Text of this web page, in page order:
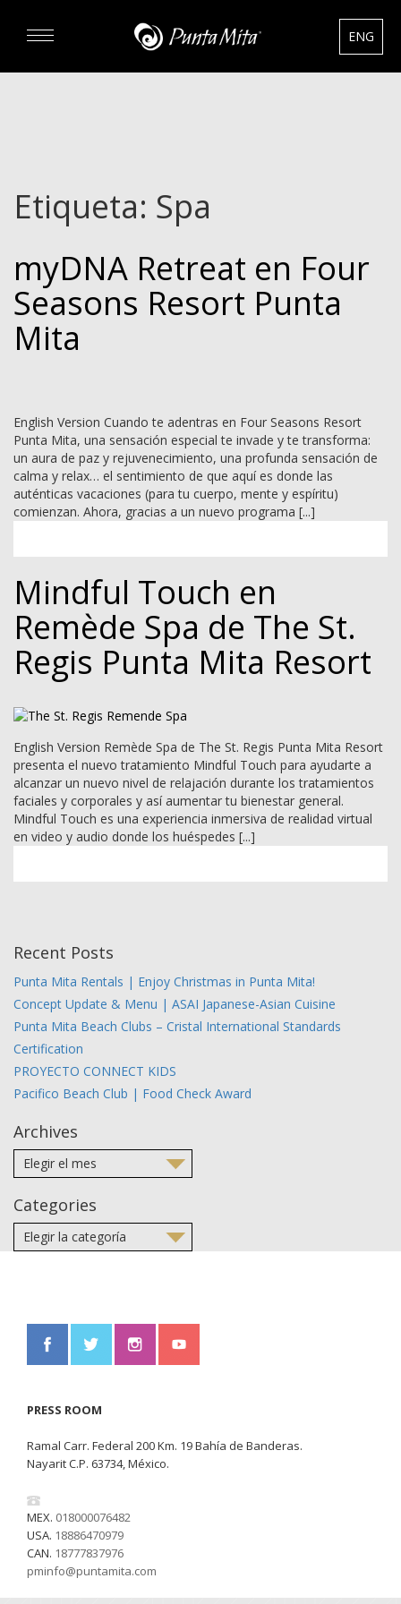
RENTAS
BIENES RAÍCES
HOTELES
ENG
Etiqueta: Spa
myDNA Retreat en Four
Seasons Resort Punta
Mita
English Version Cuando te adentras en Four Seasons Resort
Punta Mita, una sensación especial te invade y te transforma:
un aura de paz y rejuvenecimiento, una profunda sensación de
calma y relax… el sentimiento de que aquí es donde las
auténticas vacaciones (para tu cuerpo, mente y espíritu)
comienzan. Ahora, gracias a un nuevo programa [...]
Mindful Touch en
Remède Spa de The St.
Regis Punta Mita Resort
English Version Remède Spa de The St. Regis Punta Mita Resort
presenta el nuevo tratamiento Mindful Touch para ayudarte a
alcanzar un nuevo nivel de relajación durante los tratamientos
faciales y corporales y así aumentar tu bienestar general.
Mindful Touch es una experiencia inmersiva de realidad virtual
en video y audio donde los huéspedes [...]
Recent Posts
Punta Mita Rentals | Enjoy Christmas in Punta Mita!
Concept Update & Menu | ASAI Japanese-Asian Cuisine
Punta Mita Beach Clubs – Cristal International Standards
Certification
PROYECTO CONNECT KIDS
Pacifico Beach Club | Food Check Award
Archives
Categories
PRESS ROOM
Ramal Carr. Federal 200 Km. 19 Bahía de Banderas.
Nayarit C.P. 63734, México.
MEX. 018000076482
USA. 18886470979
CAN. 18777837976
pminfo@puntamita.com